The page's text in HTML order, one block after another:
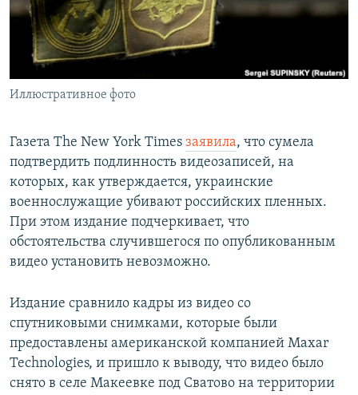
СПОРТ
МИР
БЛОГИ
ГОЛОСА
АРХИВ РАДИОПРОГРАММЫ
Иллюстративное фото
Газета The New York Times заявила, что сумела
подтвердить подлинность видеозаписей, на
которых, как утверждается, украинские
военнослужащие убивают российских пленных.
При этом издание подчеркивает, что
обстоятельства случившегося по опубликованным
видео установить невозможно.
Издание сравнило кадры из видео со
спутниковыми снимками, которые были
предоставлены американской компанией Maxar
Technologies, и пришло к выводу, что видео было
снято в селе Макеевке под Сватово на территории